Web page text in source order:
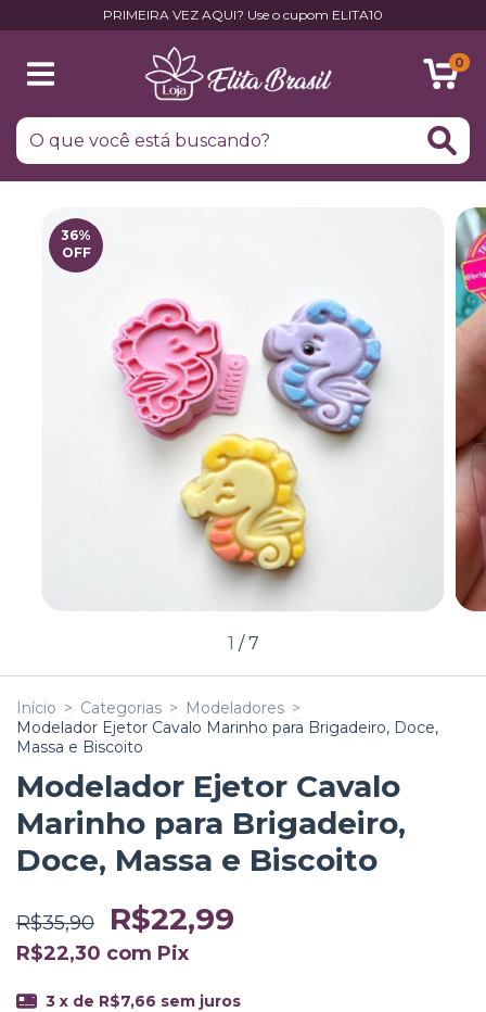
PRIMEIRA VEZ AQUI? Use o cupom ELITA10
0
36%
OFF
1 /7
Início > Categorias > Modeladores >
Modelador Ejetor Cavalo Marinho para Brigadeiro, Doce,
Massa e Biscoito
Modelador Ejetor Cavalo
Marinho para Brigadeiro,
Doce, Massa e Biscoito
R$35,90 R$22,99
R$22,30 com Pix
3 x de R$7,66 sem juros